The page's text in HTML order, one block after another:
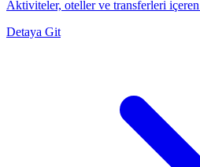
Aktiviteler, oteller ve transferleri
Detaya Git